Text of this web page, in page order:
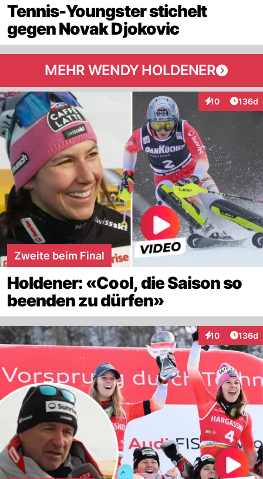
Tennis-Youngster stichelt
gegen Novak Djokovic
MEHR WENDY HOLDENER
10
Interaktionen
136d
Zweite beim Final
Holdener: «Cool, die Saison so
beenden zu dürfen»
10
Interaktionen
136d